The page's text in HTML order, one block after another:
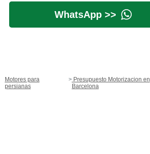
WhatsApp >>
Motores para
persianas
Presupuesto Motorizacion en
Barcelona